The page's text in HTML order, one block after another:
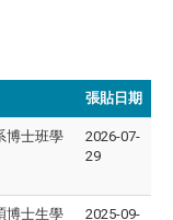
張貼日期
博士班學
2026-07-
29
博士生學
2025-09-